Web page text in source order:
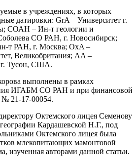
в учреждениях, в которых
датировки: GrA – Университет г.
СОАН – Ин-т геологии и
СО РАН, г. Новосибирск;
т РАН, г. Москва; OxA –
Великобритания; AA –
г. Тусон, США.
выполнены в рамках
ИГАБМ СО РАН и при финансовой
21-17-00054.
Октемского лицея Семенову
Кардашевской Н.Г., под
Октемского лицея была
млекопитающих мамонтовой
изученная авторами данной статьи.